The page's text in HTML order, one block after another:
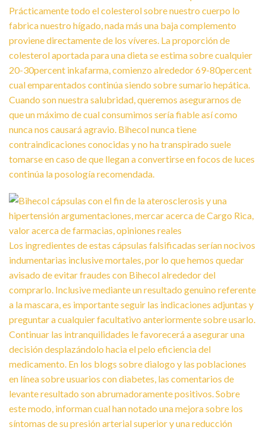
Prácticamente todo el colesterol sobre nuestro cuerpo lo
fabrica nuestro hígado, nada más una baja complemento
proviene directamente de los ví­veres. La proporción de
colesterol aportada para una dieta se estima sobre cualquier
20-30percent inkafarma, comienzo alrededor 69-80percent
cual emparentados continúa siendo sobre sumario hepática.
Cuando son nuestra salubridad, queremos asegurarnos de
que un máximo de cual consumimos serí­a fiable así­ como
nunca nos causará agravio. Bihecol nunca tiene
contraindicaciones conocidas y no ha transpirado suele
tomarse en caso de que llegan a convertirse en focos de luces
continúa la posología recomendada.
Los ingredientes de estas cápsulas falsificadas serían nocivos
indumentarias inclusive mortales, por lo que hemos quedar
avisado de evitar fraudes con Bihecol alrededor del
comprarlo. Inclusive mediante un resultado genuino referente
a la mascara, es importante seguir las indicaciones adjuntas y
preguntar a cualquier facultativo anteriormente sobre usarlo.
Continuar las intranquilidades le favorecerá a asegurar una
decisión desplazándolo hacia el pelo eficiencia del
medicamento. En los blogs sobre dialogo y las poblaciones
en línea sobre usuarios con diabetes, las comentarios de
levante resultado son abrumadoramente positivos. Sobre
este modo, informan cual han notado una mejora sobre los
síntomas de su presión arterial superior y una reducción